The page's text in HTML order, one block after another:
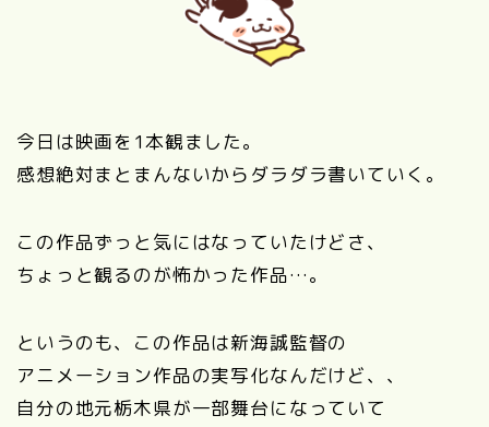
今日は映画を1本観ました。
感想絶対まとまんないからダラダラ書いていく。
この作品ずっと気にはなっていたけどさ、
ちょっと観るのが怖かった作品…。
というのも、この作品は新海誠監督の
アニメーション作品の実写化なんだけど、、
自分の地元栃木県が一部舞台になっていて